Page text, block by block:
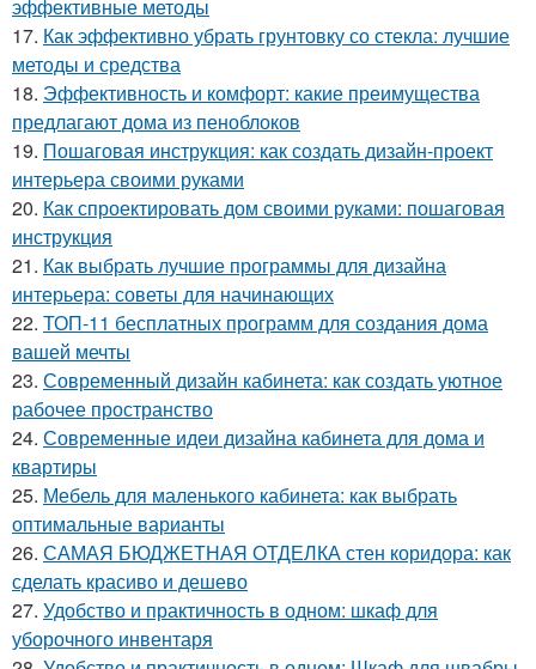
эффективные методы
17. Как эффективно убрать грунтовку со стекла: лучшие
методы и средства
18. Эффективность и комфорт: какие преимущества
предлагают дома из пеноблоков
19. Пошаговая инструкция: как создать дизайн-проект
интерьера своими руками
20. Как спроектировать дом своими руками: пошаговая
инструкция
21. Как выбрать лучшие программы для дизайна
интерьера: советы для начинающих
22. ТОП-11 бесплатных программ для создания дома
вашей мечты
23. Современный дизайн кабинета: как создать уютное
рабочее пространство
24. Современные идеи дизайна кабинета для дома и
квартиры
25. Мебель для маленького кабинета: как выбрать
оптимальные варианты
26. САМАЯ БЮДЖЕТНАЯ ОТДЕЛКА стен коридора: как
сделать красиво и дешево
27. Удобство и практичность в одном: шкаф для
уборочного инвентаря